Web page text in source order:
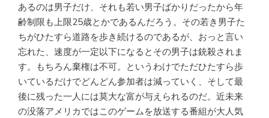
あるのは男子だけ、それも若い男子ばかりだったから年
齢制限も上限25歳とかであるんだろう。その若き男子た
ちがひたすら道路を歩き続けるのであるが、おっと言い
忘れた、速度が一定以下になるとその男子は銃殺されま
す。もちろん棄権は不可。というわけでただひたすら歩
いているだけでどんどん参加者は減っていく、そして最
後に残った一人には莫大な富が与えられるのだ。近未来
の没落アメリカではこのゲームを放送する番組が大人気